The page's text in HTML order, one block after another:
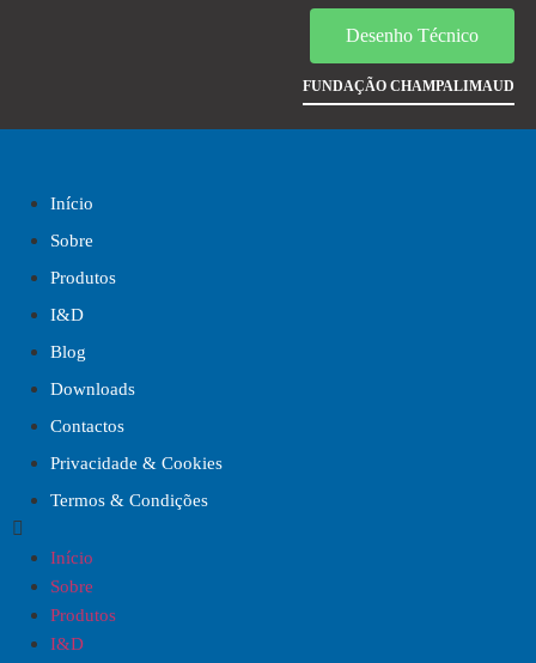
Desenho Técnico
FUNDAÇÃO CHAMPALIMAUD
Início
Sobre
Produtos
I&D
Blog
Downloads
Contactos
Privacidade & Cookies
Termos & Condições
Início
Sobre
Produtos
I&D